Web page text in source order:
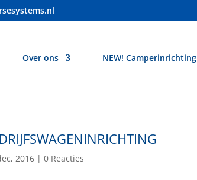
Over ons NEW! Camperinrichting
2016 |0 Reacties